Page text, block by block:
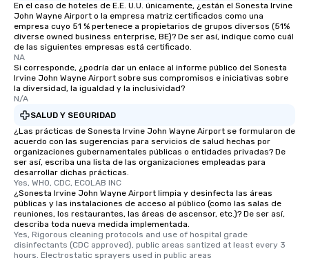
En el caso de hoteles de E.E. U.U. únicamente, ¿están el Sonesta Irvine
John Wayne Airport o la empresa matriz certificados como una
empresa cuyo 51 % pertenece a propietarios de grupos diversos (51%
diverse owned business enterprise, BE)? De ser así, indique como cuál
de las siguientes empresas está certificado.
NA
Si corresponde, ¿podría dar un enlace al informe público del Sonesta
Irvine John Wayne Airport sobre sus compromisos e iniciativas sobre
la diversidad, la igualdad y la inclusividad?
N/A
SALUD Y SEGURIDAD
¿Las prácticas de Sonesta Irvine John Wayne Airport se formularon de
acuerdo con las sugerencias para servicios de salud hechas por
organizaciones gubernamentales públicas o entidades privadas? De
ser así, escriba una lista de las organizaciones empleadas para
desarrollar dichas prácticas.
Yes, WHO, CDC, ECOLAB INC
¿Sonesta Irvine John Wayne Airport limpia y desinfecta las áreas
públicas y las instalaciones de acceso al público (como las salas de
reuniones, los restaurantes, las áreas de ascensor, etc.)? De ser así,
describa toda nueva medida implementada.
Yes, Rigorous cleaning protocols and use of hospital grade
disinfectants (CDC approved), public areas santized at least every 3
hours. Electrostatic sprayers used in public areas